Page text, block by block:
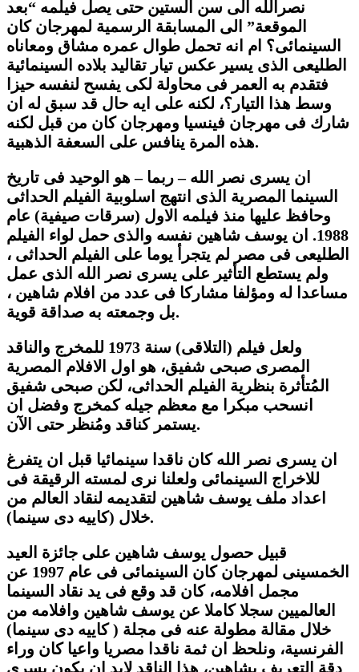
نصرالله الى سن الستين حتى يصل فيلمه “بعد
الموقعة” الى المسابقة الرسمية لمهرجان كان
السينمائى؟ ام انه تحمل طوال عمره مشاق ومعاناه
الطليعى الذى يسير عكس تيار تقاليد بلاده السينمائية
فتقدم به العمر فى محاولة لكى يفسح لنفسه حيزا
وسط هذا التيار؟، لكنه على ايه حال قد سبق له ان
شارك فى مهرجان فينسيا ومهرجان كان من قبل لكنه
هذه المرة ينافس على السعفة الذهبية.
ان يسرى نصر الله – ربما – هو الوحيد فى تاريخ
السينما المصرية الذى انتهج اسلوبية الفيلم الحداثى
وحافظ عليها منذ فيلمه الاول (سرقات صيفية) عام
1988
. ان يوسف شاهين نفسه والذى حمل لواء الفيلم
الطليعى فى مصر لم يتجرأ يوما على الفيلم الحداثى ،
ولم يستطع التأثير على يسرى نصر الله الذى عمل
مساعدا له ومؤلفا مشاركا فى عدد من افلام شاهين ،
بل وجمعته به صداقة قوية.
ولعل فيلم (التلاقى) سنة 1973 للمخرج والناقد
المصرى صبحى شفيق، هو اول الافلام المصرية
المُتأثرة بنظرية الفيلم الحداثى، لكن صبحى شفيق
انسحب مبكرا مع معظم جيله كمخرج وفضل ان
يستمر كناقد ومُنظر حتى الآن.
ان يسرى نصر الله كان ناقدا سينمائيا قبل ان يتفرغ
للاخراج السينمائى ولعلنا نرى لمسته الرقيقة فى
اعداد ملف يوسف شاهين لتقديمه لنقاد العالم من
خلال (كاييه دى سينما).
قبيل حصول يوسف شاهين على جائزة العيد
الخمسينى لمهرجان كان السينمائى فى عام 1997 عن
مجمل افلامه، كان قد وقع فى يد نقاد السينما
العالميين سجلا كاملا عن يوسف شاهين وافلامه من
خلال مقالة مطولة عنه فى مجلة ( كاييه دى سينما)
الفرنسية، ونلحظ ان ثمة ناقدا مصريا واعيا كان وراء
دقة التعريف بشاهين، هذا الناقد لابد ان يكون يسرى